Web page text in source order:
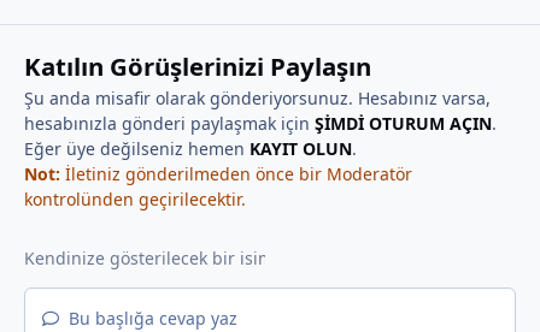
Katılın Görüşlerinizi Paylaşın
Şu anda misafir olarak gönderiyorsunuz. Hesabınız varsa,
hesabınızla gönderi paylaşmak için ŞİMDİ OTURUM AÇIN.
Eğer üye değilseniz hemen KAYIT OLUN.
Not: İletiniz gönderilmeden önce bir Moderatör
kontrolünden geçirilecektir.
Bu başlığa cevap yaz